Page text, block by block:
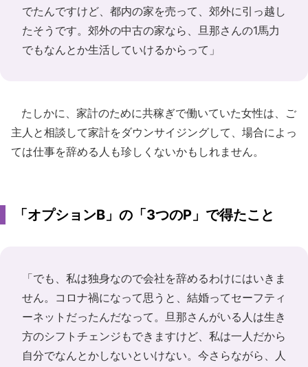
でたんですけど、都内の家を売って、郊外に引っ越し
たそうです。郊外の中古の家なら、旦那さんの1馬力
でもなんとか生活していけるからって」
たしかに、家計のために共稼ぎで働いていた女性は、ご
主人と相談して家計をダウンサイジングして、場合によっ
ては仕事を辞める人も珍しくないかもしれません。
「オプションB」の「3つのP」で得たこと
「でも、私は独身なので会社を辞めるわけにはいきま
せん。コロナ禍になって思うと、結婚ってセーフティ
ーネットだったんだなって。旦那さんがいる人は生き
方のシフトチェンジもできますけど、私は一人だから
自分でなんとかしないといけない。今さらながら、人